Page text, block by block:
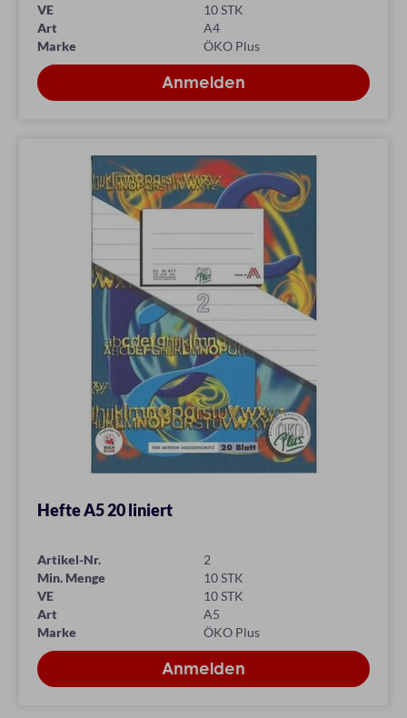
VE
10 STK
Art
A4
Marke
ÖKO Plus
Hefte A5 20 liniert
Artikel-Nr.
2
Min. Menge
10 STK
VE
10 STK
Art
A5
Marke
ÖKO Plus